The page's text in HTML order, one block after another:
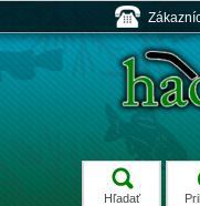
Hľadať